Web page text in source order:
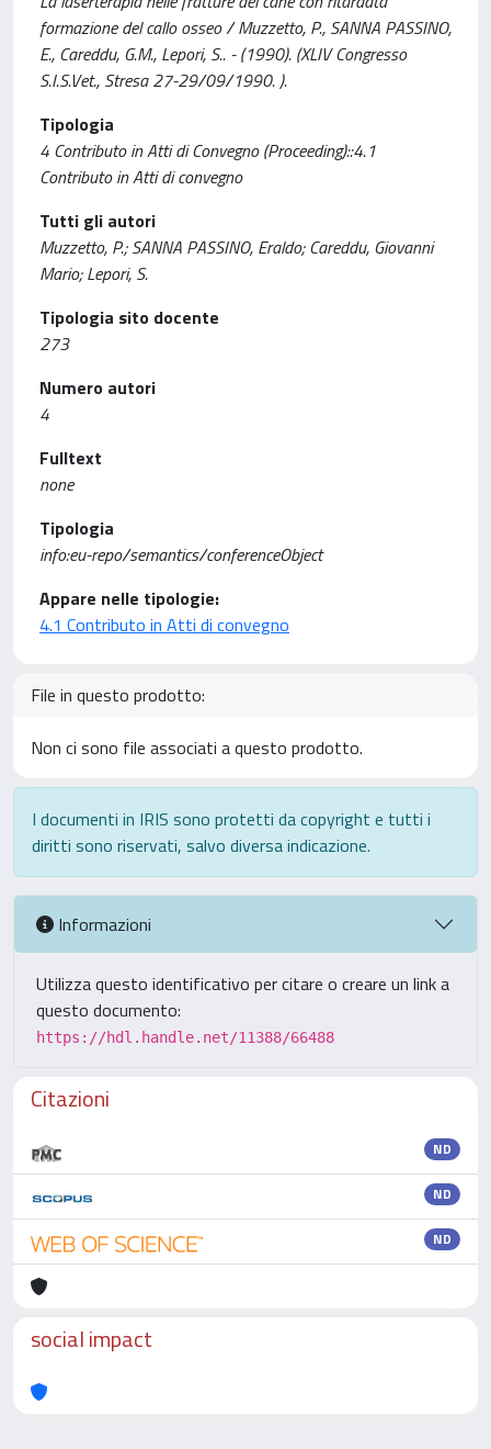
formazione del callo osseo / Muzzetto, P., SANNA PASSINO,
E., Careddu, G.M., Lepori, S.. - (1990). (XLIV Congresso
S.I.S.Vet., Stresa 27-29/09/1990. ).
Tipologia
4 Contributo in Atti di Convegno (Proceeding)::4.1
Contributo in Atti di convegno
Tutti gli autori
Muzzetto, P.; SANNA PASSINO, Eraldo; Careddu, Giovanni
Mario; Lepori, S.
Tipologia sito docente
273
Numero autori
4
Fulltext
none
Tipologia
info:eu-repo/semantics/conferenceObject
Appare nelle tipologie:
4.1 Contributo in Atti di convegno
File in questo prodotto:
Non ci sono file associati a questo prodotto.
I documenti in IRIS sono protetti da copyright e tutti i
diritti sono riservati, salvo diversa indicazione.
Informazioni
Utilizza questo identificativo per citare o creare un link a
questo documento:
https://hdl.handle.net/11388/66488
Citazioni
ND
ND
ND
social impact